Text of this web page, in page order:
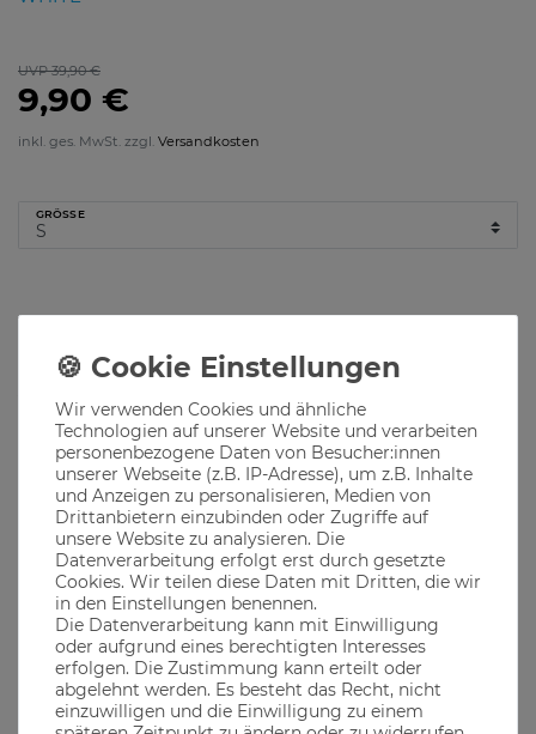
UVP 39,90 €
9,90 €
inkl. ges. MwSt. zzgl. Versandkosten
GRÖSSE
Lieferzeit 1-3 Werktage
Produktbeschreibung
Der Bandit, das Wahrzeichen für jeden echten Bayern der seine
Heimatliebe und Verbundenheit ausdrücken will
Ob im Biergarten, auf dem Oktoberfest oder in den
bayerischen Bergen, unsere Klamotten passen immer
Material
Wir verwenden Cookies und ähnliche
Technologien auf unserer Website und verarbeiten
personenbezogene Daten von Besucher:innen
unserer Webseite (z.B. IP-Adresse), um z.B. Inhalte
und Anzeigen zu personalisieren, Medien von
Drittanbietern einzubinden oder Zugriffe auf
unsere Website zu analysieren. Die
Datenverarbeitung erfolgt erst durch gesetzte
Cookies. Wir teilen diese Daten mit Dritten, die wir
in den Einstellungen benennen.
Die Datenverarbeitung kann mit Einwilligung
oder aufgrund eines berechtigten Interesses
erfolgen. Die Zustimmung kann erteilt oder
abgelehnt werden. Es besteht das Recht, nicht
einzuwilligen und die Einwilligung zu einem